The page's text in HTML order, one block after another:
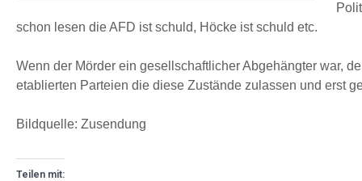
schon lesen die AFD ist schuld, Höcke ist schuld etc.
Wenn der Mörder ein gesellschaftlicher Abgehängter war,
etablierten Parteien die diese Zustände zulassen und erst
Bildquelle: Zusendung
Teilen mit: